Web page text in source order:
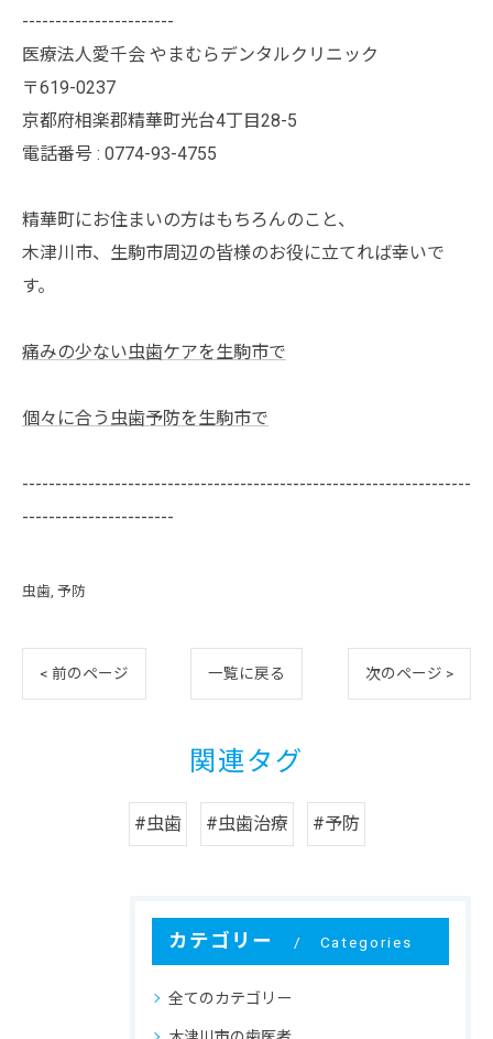
-----------------------
医療法人愛千会 やまむらデンタルクリニック
〒619-0237
京都府相楽郡精華町光台4丁目28-5
電話番号 : 0774-93-4755
精華町にお住まいの方はもちろんのこと、
木津川市、生駒市周辺の皆様のお役に立てれば幸いで
す。
痛みの少ない虫歯ケアを生駒市で
個々に合う虫歯予防を生駒市で
--------------------------------------------------------------------
-----------------------
虫歯 予防
< 前のページ 一覧に戻る 次のページ >
関連タグ
#虫歯 #虫歯治療 #予防
カテゴリー Categories
全てのカテゴリー